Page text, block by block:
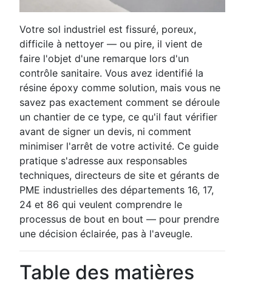
Votre sol industriel est fissuré, poreux,
difficile à nettoyer — ou pire, il vient de
faire l'objet d'une remarque lors d'un
contrôle sanitaire. Vous avez identifié la
résine époxy comme solution, mais vous ne
savez pas exactement comment se déroule
un chantier de ce type, ce qu'il faut vérifier
avant de signer un devis, ni comment
minimiser l'arrêt de votre activité. Ce guide
pratique s'adresse aux responsables
techniques, directeurs de site et gérants de
PME industrielles des départements 16, 17,
24 et 86 qui veulent comprendre le
processus de bout en bout — pour prendre
une décision éclairée, pas à l'aveugle.
Table des matières